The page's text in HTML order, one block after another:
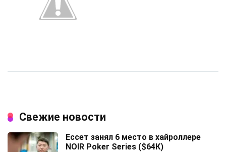
Свежие новости
Ессет занял 6 место в хайроллере
NOIR Poker Series ($64К)